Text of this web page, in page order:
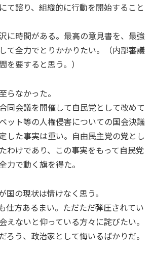
て諮り、組織的に行動を開始すること
に時間がある。最高の意見書を、最強
て全力でとりかかりたい。（内部審議
を要すると思う。）
らなかった。
同会議を開催して自民党として改めて
ット等の人権侵害についての国会決議
した事実は重い。自由民主党の党とし
わけであり、この事実をもって自民党
力で動く旗を得た。
国の現状は情けなく思う。
仕方あるまい。ただただ弾圧されてい
えないと仰っている方々に詫びたい。
ろう、政治家として悔いるばかりだ。